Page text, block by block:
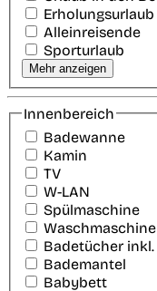
Erholungsurlaub
Alleinreisende
Sporturlaub
Mehr anzeigen
Innenbereich
Badewanne
Kamin
TV
W-LAN
Spülmaschine
Waschmaschine
Badetücher inkl.
Bademantel
Babybett